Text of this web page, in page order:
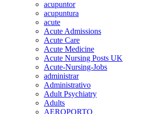
acupuntor
acupuntura
acute
Acute Admissions
Acute Care
Acute Medicine
Acute Nursing Posts UK
Acute-Nursing-Jobs
administrar
Administrativo
Adult Psychiatry
Adults
AEROPORTO